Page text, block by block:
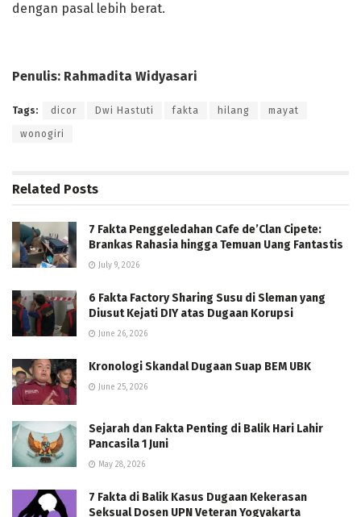
dengan pasal lebih berat.
Penulis: Rahmadita Widyasari
Tags: dicor Dwi Hastuti fakta hilang mayat
wonogiri
Related Posts
7 Fakta Penggeledahan Cafe de’Clan Cipete:
Brankas Rahasia hingga Temuan Uang Fantastis
July 9, 2026
6 Fakta Factory Sharing Susu di Sleman yang
Diusut Kejati DIY atas Dugaan Korupsi
June 26, 2026
Kronologi Skandal Dugaan Suap BEM UBK
June 25, 2026
Sejarah dan Fakta Penting di Balik Hari Lahir
Pancasila 1 Juni
May 28, 2026
7 Fakta di Balik Kasus Dugaan Kekerasan
Seksual Dosen UPN Veteran Yogyakarta